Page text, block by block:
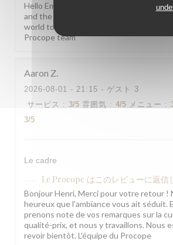
Hello Emma, What a joy to read this!
and the menu left such a warm
world to us. We hope to welcome you
Procope team
Aaron Z
2026-08-01 - 21:15 - ゲスト 3
サービス : 3/5 雰囲気 : 4/5 メニュー :
3/5
Le cadre
Le Procope はこのレビューに返信
Bonjour Henri, Merci pour votre retour !
heureux que l'ambiance vous ait séduit.
prenons note de vos remarques sur la
qualité-prix, et nous y travaillons. Nous
revoir bientôt. L'équipe du Procope